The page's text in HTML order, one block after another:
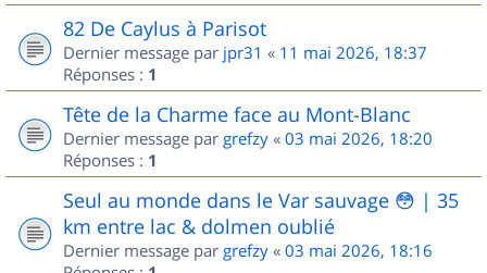
82 De Caylus à Parisot
Dernier message par jpr31 « 11 mai 2026, 18:37
Réponses : 1
Tête de la Charme face au Mont-Blanc
Dernier message par grefzy « 03 mai 2026, 18:20
Réponses : 1
Seul au monde dans le Var sauvage 😳 | 35
km entre lac & dolmen oublié
Dernier message par grefzy « 03 mai 2026, 18:16